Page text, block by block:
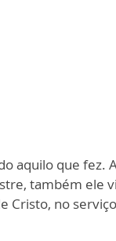
aquilo que fez.
também ele
Cristo, no